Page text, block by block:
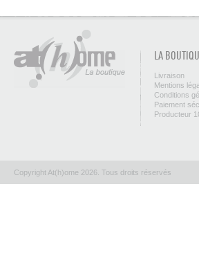
LA
Livraison
Mentions
Conditions
Paiement
Producteur
Copyright At(h)ome 2026. Tous droits réservés